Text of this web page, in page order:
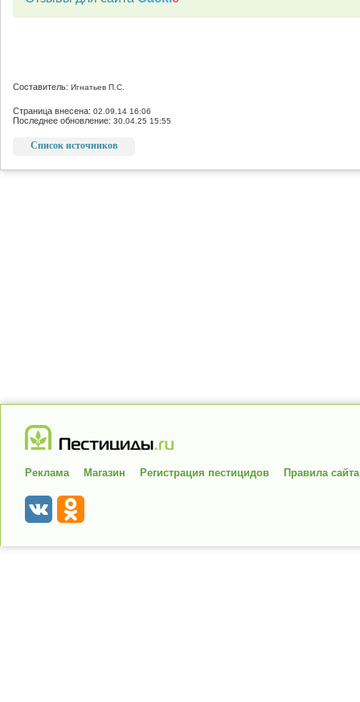
Составитель: Игнатьев П.С.
Страница внесена: 02.09.14 16:06
Последнее обновление: 30.04.25 15:55
Список источников
Реклама Магазин Регистрация пестицидов Правила сайта